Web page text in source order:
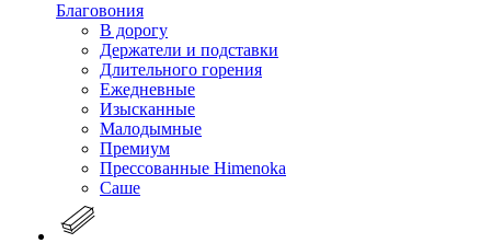
Благовония
В дорогу
Держатели и подставки
Длительного горения
Ежедневные
Изысканные
Малодымные
Премиум
Прессованные Himenoka
Саше